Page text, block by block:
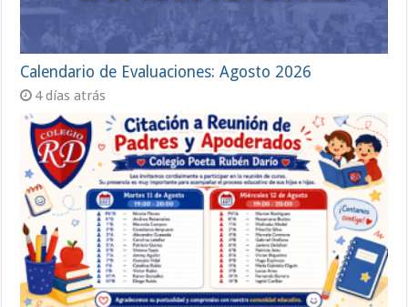
Calendario de Evaluaciones: Agosto 2026
4 días atrás